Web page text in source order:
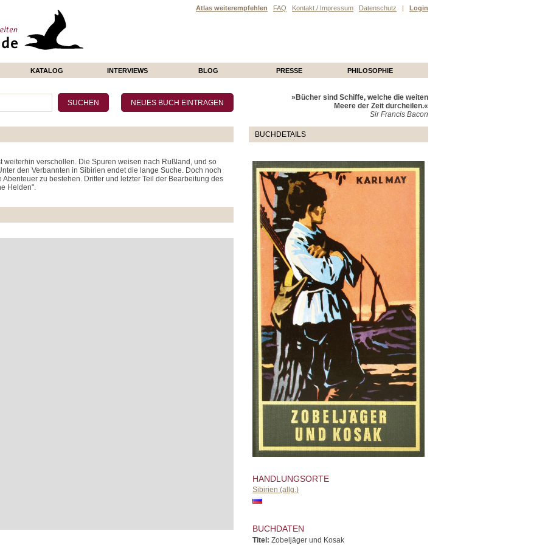
Atlas weiterempfehlen FAQ Kontakt / Impressum Datenschutz | Login
KATALOG INTERVIEWS BLOG PRESSE PHILOSOPHIE
weiterhin verschollen. Die Spuren weisen nach Rußland, und so
den Verbannten in Sibirien endet die lange Suche. Doch noch
zu bestehen. Dritter und letzter Teil der Bearbeitung des
Helden".
»Bücher sind Schiffe, welche die weiten
Meere der Zeit durcheilen.«
Sir Francis Bacon
BUCHDETAILS
HANDLUNGSORTE
Sibirien (allg.)
BUCHDATEN
Titel: Zobeljäger und Kosak